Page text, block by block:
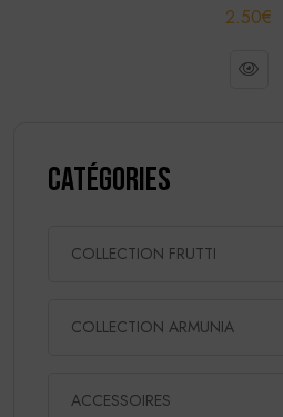
2.50€
Catégories
COLLECTION FRUTTI
COLLECTION ARMUNIA
ACCESSOIRES